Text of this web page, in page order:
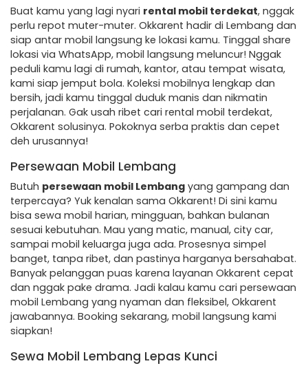
Buat kamu yang lagi nyari rental mobil terdekat, nggak
perlu repot muter-muter. Okkarent hadir di Lembang dan
siap antar mobil langsung ke lokasi kamu. Tinggal share
lokasi via WhatsApp, mobil langsung meluncur! Nggak
peduli kamu lagi di rumah, kantor, atau tempat wisata,
kami siap jemput bola. Koleksi mobilnya lengkap dan
bersih, jadi kamu tinggal duduk manis dan nikmatin
perjalanan. Gak usah ribet cari rental mobil terdekat,
Okkarent solusinya. Pokoknya serba praktis dan cepet
deh urusannya!
Persewaan Mobil Lembang
Butuh persewaan mobil Lembang yang gampang dan
terpercaya? Yuk kenalan sama Okkarent! Di sini kamu
bisa sewa mobil harian, mingguan, bahkan bulanan
sesuai kebutuhan. Mau yang matic, manual, city car,
sampai mobil keluarga juga ada. Prosesnya simpel
banget, tanpa ribet, dan pastinya harganya bersahabat.
Banyak pelanggan puas karena layanan Okkarent cepat
dan nggak pake drama. Jadi kalau kamu cari persewaan
mobil Lembang yang nyaman dan fleksibel, Okkarent
jawabannya. Booking sekarang, mobil langsung kami
siapkan!
Sewa Mobil Lembang Lepas Kunci